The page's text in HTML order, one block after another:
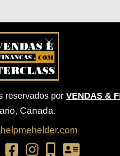
reservados por VENDAS &
Canada.